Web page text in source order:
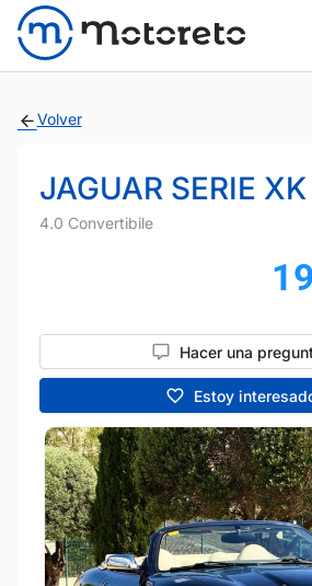
Volver
JAGUAR SERIE XK
4.0 Convertibile
Hacer una
Estoy